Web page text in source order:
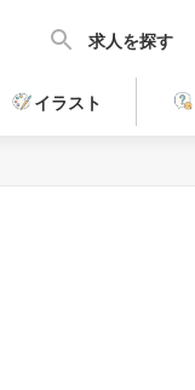
求人を探す
イラスト